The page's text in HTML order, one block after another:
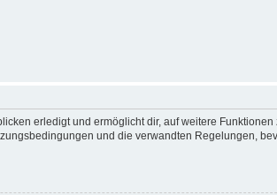
erledigt und ermöglicht dir, auf weitere
und die verwandten Regelungen,